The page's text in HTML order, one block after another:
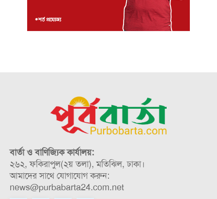
বার্তা ও বাণিজ্যিক কার্যালয়:
২৬২, ফকিরাপুল(২য় তলা), মতিঝিল, ঢাকা।
আমাদের সাথে যোগাযোগ করুন:
news@purbabarta24.com.net